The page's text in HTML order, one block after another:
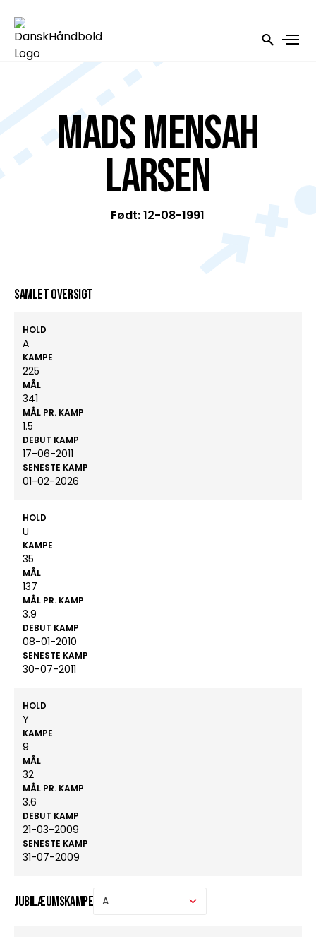
Mads Mensah
Larsen
Født: 12-08-1991
Samlet oversigt
HOLD
A
KAMPE
225
MÅL
341
MÅL PR. KAMP
1.5
DEBUT KAMP
17-06-2011
SENESTE KAMP
01-02-2026
HOLD
U
KAMPE
35
MÅL
137
MÅL PR. KAMP
3.9
DEBUT KAMP
08-01-2010
SENESTE KAMP
30-07-2011
HOLD
Y
KAMPE
9
MÅL
32
MÅL PR. KAMP
3.6
DEBUT KAMP
21-03-2009
SENESTE KAMP
31-07-2009
Jubilæumskampe